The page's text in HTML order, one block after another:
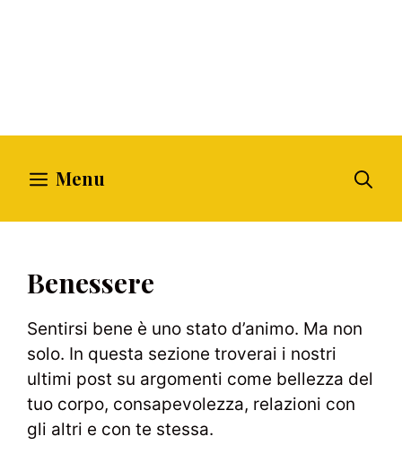
Menu
Benessere
Sentirsi bene è uno stato d’animo. Ma non
solo. In questa sezione troverai i nostri
ultimi post su argomenti come bellezza del
tuo corpo, consapevolezza, relazioni con
gli altri e con te stessa.